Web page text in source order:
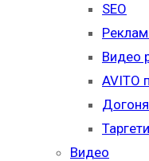
SEO
Видео
AVITO
Видео